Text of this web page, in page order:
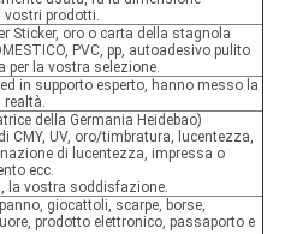
vostri prodotti.
Sticker, oro o carta della stagnola
PVC, pp, autoadesivo pulito
per la vostra selezione.
in supporto esperto, hanno messo la
realtà.
della Germania Heidebao)
CMY, UV, oro/timbratura, lucentezza,
di lucentezza, impressa o
ecc.
la vostra soddisfazione.
giocattoli, scarpe, borse,
prodotto elettronico, passaporto e